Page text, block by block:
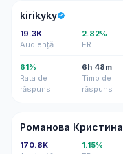
K
kirikyky
19.3K
Audiență
2.82%
ER
61%
Rata de
răspuns
6h 48m
Timp de
răspuns
РК
Романова Кристина
170.8K
1.15%